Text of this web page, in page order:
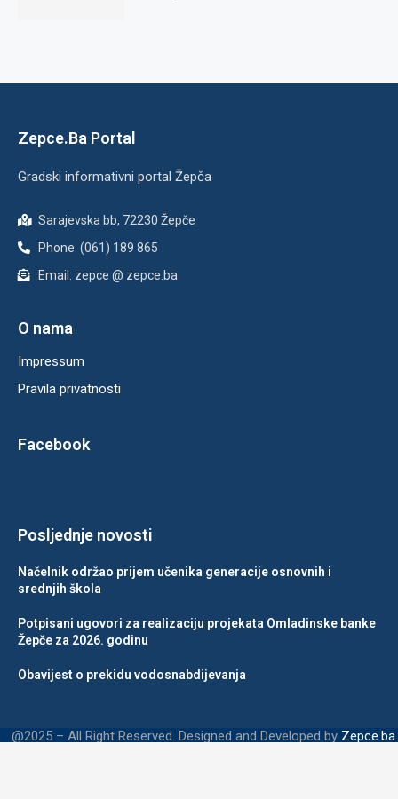
Zepce.Ba Portal
Gradski informativni portal Žepča
Sarajevska bb, 72230 Žepče
Phone: (061) 189 865
Email: zepce @ zepce.ba
O nama
Impressum
Pravila privatnosti
Facebook
Posljednje novosti
Načelnik održao prijem učenika generacije osnovnih i
srednjih škola
Potpisani ugovori za realizaciju projekata Omladinske banke
Žepče za 2026. godinu
Obavijest o prekidu vodosnabdijevanja
@2025 – All Right Reserved. Designed and Developed by Zepce.ba